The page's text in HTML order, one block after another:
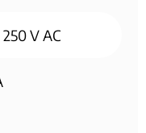
250 V AC